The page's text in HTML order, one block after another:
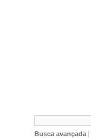
Busca avançada |